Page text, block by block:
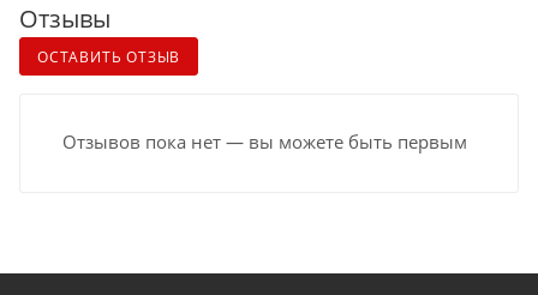
Отзывы
ОСТАВИТЬ ОТЗЫВ
Отзывов пока нет — вы можете быть первым